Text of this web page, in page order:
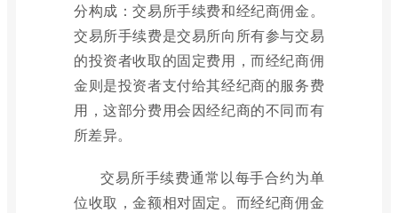
分构成：交易所手续费和经纪商佣金。
交易所手续费是交易所向所有参与交易
的投资者收取的固定费用，而经纪商佣
金则是投资者支付给其经纪商的服务费
用，这部分费用会因经纪商的不同而有
所差异。
交易所手续费通常以每手合约为单
位收取，金额相对固定。而经纪商佣金